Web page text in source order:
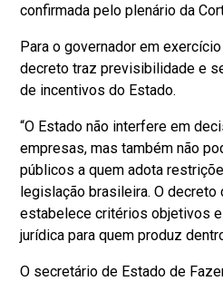
confirmada pelo plenário da
Para o governador em
decreto traz previsibilidade e
de incentivos do Estado.
“O Estado não interfere em
empresas, mas também não
públicos a quem adota
legislação brasileira. O decreto
estabelece critérios objetivos
jurídica para quem produz
O secretário de Estado de